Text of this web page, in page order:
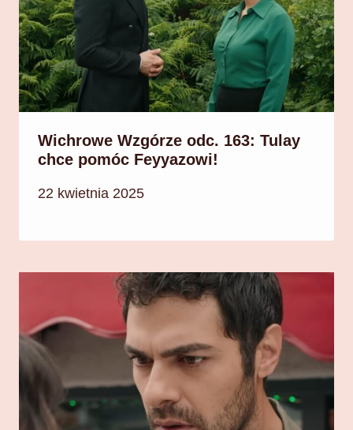
Wichrowe Wzgórze odc. 163: Tulay
chce pomóc Feyyazowi!
22 kwietnia 2025